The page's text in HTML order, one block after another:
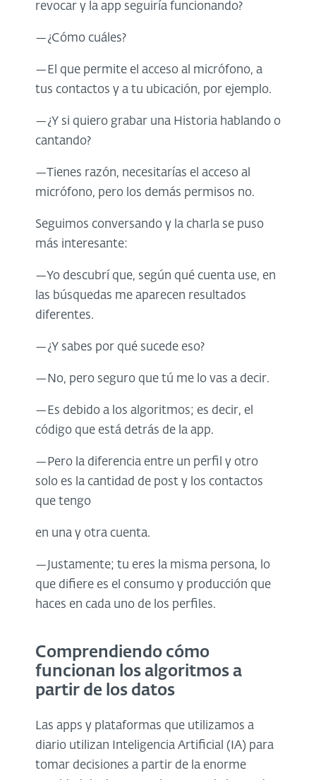
revocar y la app seguiría funcionando?
—¿Cómo cuáles?
—El que permite el acceso al micrófono, a
tus contactos y a tu ubicación, por ejemplo.
—¿Y si quiero grabar una Historia hablando o
cantando?
—Tienes razón, necesitarías el acceso al
micrófono, pero los demás permisos no.
Seguimos conversando y la charla se puso
más interesante:
—Yo descubrí que, según qué cuenta use, en
las búsquedas me aparecen resultados
diferentes.
—¿Y sabes por qué sucede eso?
—No, pero seguro que tú me lo vas a decir.
—Es debido a los algoritmos; es decir, el
código que está detrás de la app.
—Pero la diferencia entre un perfil y otro
solo es la cantidad de post y los contactos
que tengo
en una y otra cuenta.
—Justamente; tu eres la misma persona, lo
que difiere es el consumo y producción que
haces en cada uno de los perfiles.
Comprendiendo cómo
funcionan los algoritmos a
partir de los datos
Las apps y plataformas que utilizamos a
diario utilizan Inteligencia Artificial (IA) para
tomar decisiones a partir de la enorme